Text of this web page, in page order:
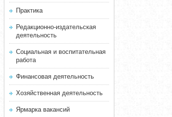
Практика
Редакционно-издательская
деятельность
Социальная и воспитательная
работа
Финансовая деятельность
Хозяйственная деятельность
Ярмарка вакансий